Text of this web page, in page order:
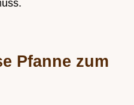
Pfanne zum